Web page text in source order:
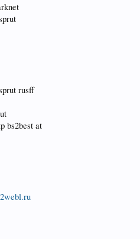
rusff
bs2best at